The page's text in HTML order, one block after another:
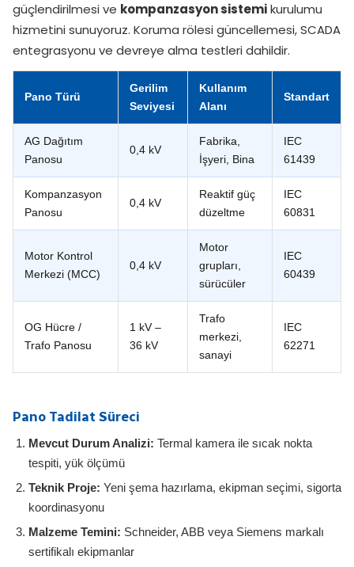
güçlendirilmesi ve kompanzasyon sistemikurulumu
hizmetini sunuyoruz. Koruma rölesi güncellemesi, SCADA
entegrasyonu ve devreye alma testleri dahildir.
Pano Türü
Gerilim
Seviyesi
Kullanım
Alanı
Standart
AG Dağıtım
Panosu
0,4 kV
Fabrika,
İşyeri, Bina
IEC
61439
Kompanzasyon
Panosu
0,4 kV
Reaktif güç
düzeltme
IEC
60831
Motor Kontrol
Merkezi (MCC)
0,4 kV
Motor
grupları,
sürücüler
IEC
60439
OG Hücre /
Trafo Panosu
1 kV –
36 kV
Trafo
merkezi,
sanayi
IEC
62271
Pano Tadilat Süreci
Mevcut Durum Analizi: Termal kamera ile sıcak nokta
tespiti, yük ölçümü
Teknik Proje: Yeni şema hazırlama, ekipman seçimi, sigorta
koordinasyonu
Malzeme Temini: Schneider, ABB veya Siemens markalı
sertifikalı ekipmanlar